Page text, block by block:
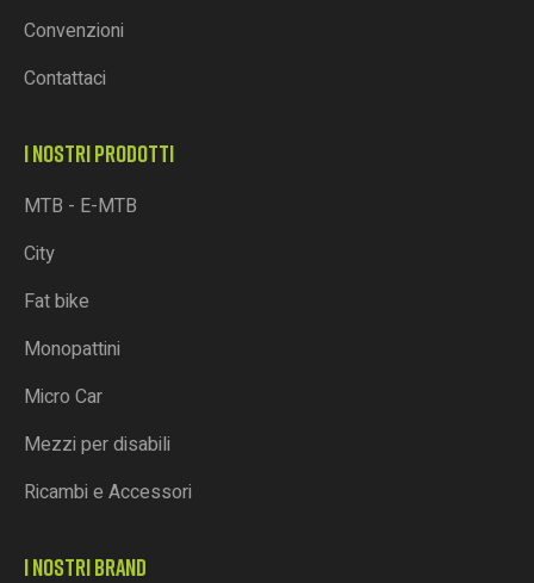
Convenzioni
Contattaci
I NOSTRI PRODOTTI
MTB - E-MTB
City
Fat bike
Monopattini
Micro Car
Mezzi per disabili
Ricambi e Accessori
I NOSTRI BRAND